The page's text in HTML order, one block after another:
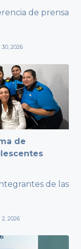
de prensa
30, 2026
de
de las
2, 2026